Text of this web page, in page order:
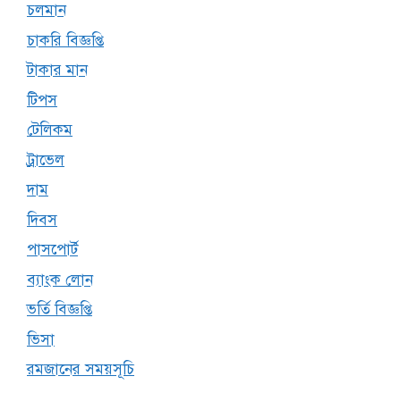
চলমান
চাকরি বিজ্ঞপ্তি
টাকার মান
টিপস
টেলিকম
ট্রাভেল
দাম
দিবস
পাসপোর্ট
ব্যাংক লোন
ভর্তি বিজ্ঞপ্তি
ভিসা
রমজানের সময়সূচি